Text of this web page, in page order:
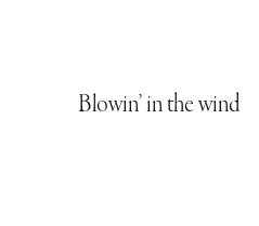
Blowin’ in the wind